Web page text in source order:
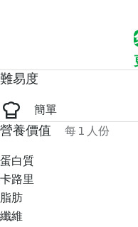
難易度
簡單
營養價值 每 1 人份
蛋白質
卡路里
脂肪
纖維